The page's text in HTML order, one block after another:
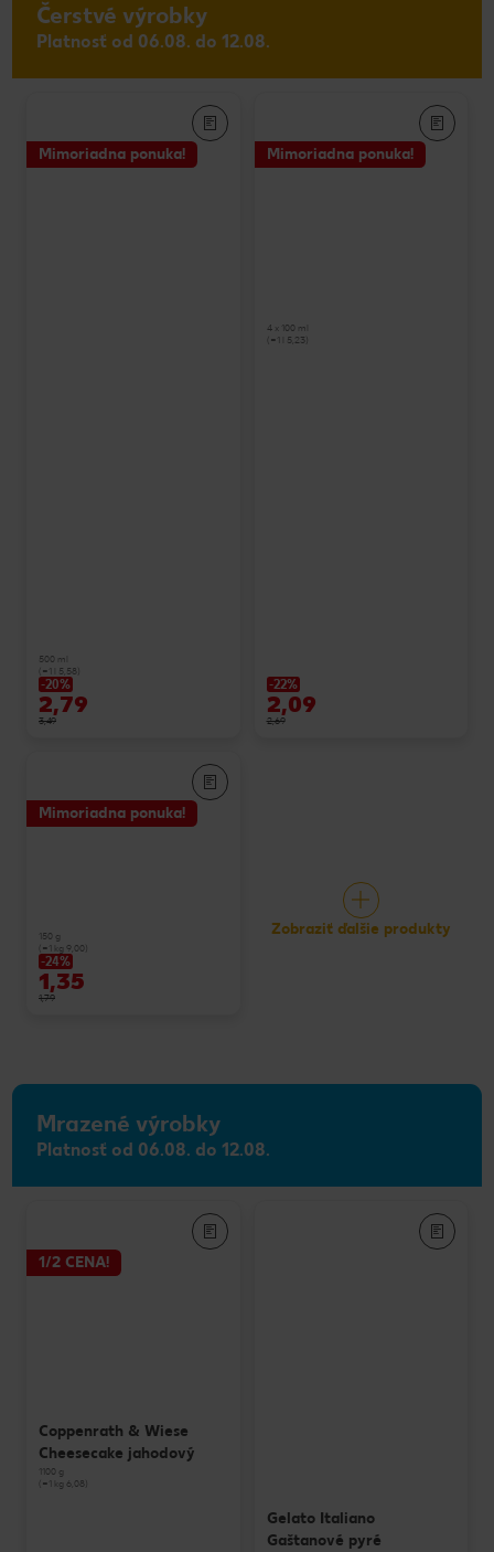
Čerstvé výrobky
Platnosť od 06.08. do 12.08.
Mimoriadna ponuka!
500 ml
(=1 l 5,58)
-20%
2,79
3,49
Mimoriadna ponuka!
4 x 100 ml
(=1 l 5,23)
-22%
2,09
2,69
Mimoriadna ponuka!
150 g
(=1 kg 9,00)
-24%
1,35
1,79
Zobraziť ďalšie produkty
Mrazené výrobky
Platnosť od 06.08. do 12.08.
1/2 CENA!
Coppenrath & Wiese
Cheesecake jahodový
1100 g
(=1 kg 6,08)
Gelato Italiano
Gaštanové pyré